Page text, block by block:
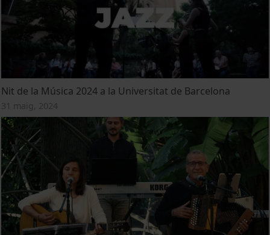
Nit de la Música 2024 a la Universitat de Barcelona
31 maig, 2024